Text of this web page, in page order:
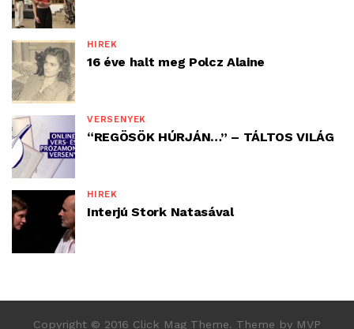
HÍREK
16 éve halt meg Polcz Alaine
VERSENYEK
“REGÖSÖK HÚRJÁN…” – TÁLTOS VILÁG
HÍREK
Interjú Stork Natasával
Copyright © 2016 Click Mag Theme. Theme by MVP